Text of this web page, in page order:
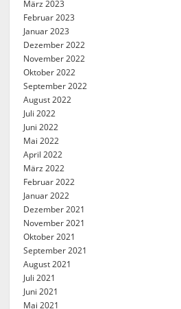
März 2023
Februar 2023
Januar 2023
Dezember 2022
November 2022
Oktober 2022
September 2022
August 2022
Juli 2022
Juni 2022
Mai 2022
April 2022
März 2022
Februar 2022
Januar 2022
Dezember 2021
November 2021
Oktober 2021
September 2021
August 2021
Juli 2021
Juni 2021
Mai 2021